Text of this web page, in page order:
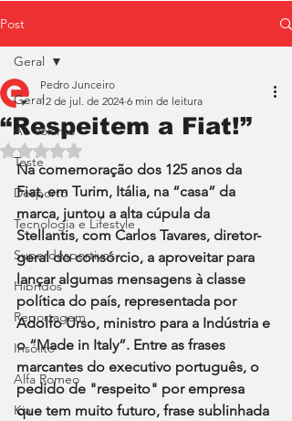
Post
Geral
Ao Volante
Teste
Desporto
Tecnologia e Lifestyle
Superdesportivos
Híbridos
Reportagem
Insólito
Alfa Romeo
Kia
Geral
“Respeitem a Fiat!”
Pedro Junceiro
12 de jul. de 2024 6 min de leitura
Avaliado com NaN de 5 estrelas.
Na comemoração dos 125 anos da
Fiat, em Turim, Itália, na “casa” da
marca, juntou a alta cúpula da
Stellantis, com Carlos Tavares, diretor-
geral do consórcio, a aproveitar para
lançar algumas mensagens à classe
política do país, representada por
Adolfo Urso, ministro para a Indústria e
o “Made in Italy”. Entre as frases
marcantes do executivo português, o
pedido de "respeito" por empresa
que tem muito futuro, frase sublinhada